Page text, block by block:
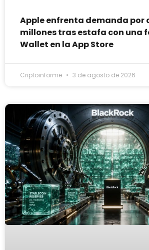
Apple enfrenta demanda por
millones tras estafa con una
Wallet en la App Store
Criptoinforme 3 de agosto de 2026